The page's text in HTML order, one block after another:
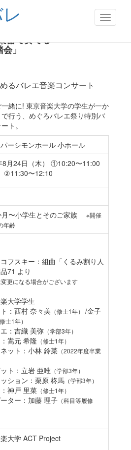
Toggle
ンツ
器で奏でる
」
るバレエ音楽コンサート
緒に! 東京音楽大学の学生が一か
行う、めぐろバレエ祭り特別バ
ト。
ーシモンホール 小ホール
8月24日（木） ①10:20〜11:00
②11:30〜12:10
月〜小学生とそのご家族 ※開催
年齢
フスキー：組曲「くるみ割り人
71 より
更になる場合がございます
大学学生
：西村 奈々美 （修士1年） /金子
修士1年）
：吉織 美弥 （学部3年）
嵩元 希隆 （修士1年）
ット：小林 鈴菜 （2022年度卒業
ト：立岩 亜唯 （学部3年）
ション：栗原 柊馬 （学部3年）
神戸 里菜 （修士1年）
ター：加藤 理子 （科目等履修
大学 ACT Project